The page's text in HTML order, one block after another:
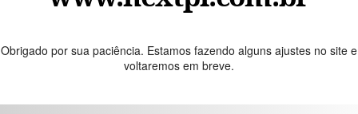
Obrigado por sua paciência. Estamos fazendo alguns ajustes no site e
voltaremos em breve.